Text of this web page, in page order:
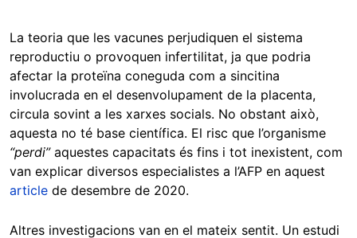
La teoria que les vacunes perjudiquen el sistema
reproductiu o provoquen infertilitat, ja que podria
afectar la proteïna coneguda com a sincitina
involucrada en el desenvolupament de la placenta,
circula sovint a les xarxes socials. No obstant això,
aquesta no té base científica. El risc que l’organisme
“perdi”aquestes capacitats és fins i tot inexistent, com
van explicar diversos especialistes a l’AFP en aquest
article de desembre de 2020.
Altres investigacions van en el mateix sentit. Un estudi